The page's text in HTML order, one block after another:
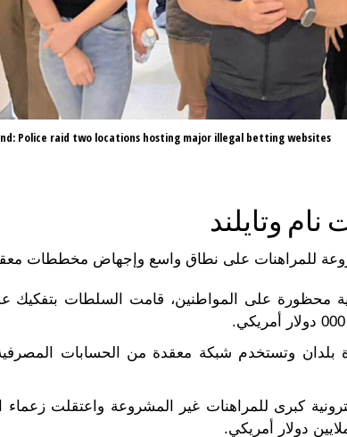
Police raid two locations hosting major illegal betting websites
وتايلند
محظورة على المواطنين، قامت السلطات
وتستخدم شبكة معقدة من الحسابات المصرفية
كبرى للمراهنات غير المشروعة واعتقلت